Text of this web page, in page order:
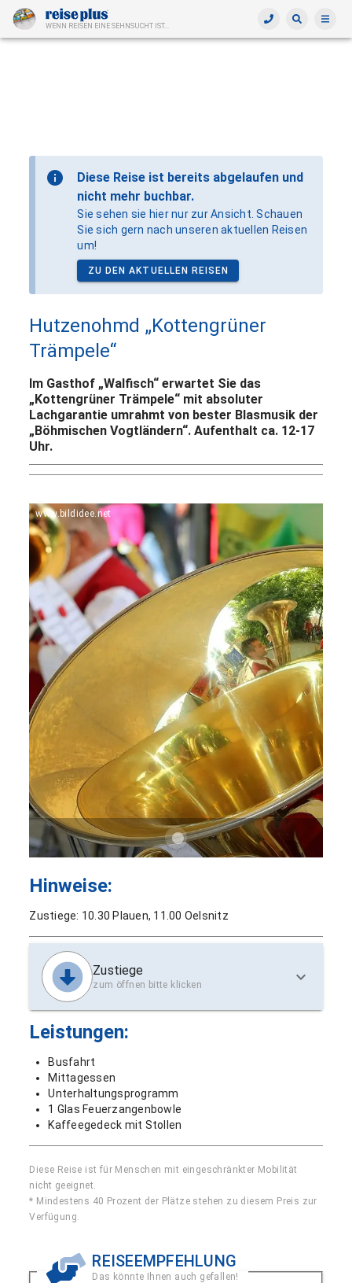
WENN REISEN EINE SEHNSUCHT IST...
Diese Reise ist bereits abgelaufen und
nicht mehr buchbar.
Sie sehen sie hier nur zur Ansicht. Schauen
Sie sich gern nach unseren aktuellen Reisen
um!
ZU DEN AKTUELLEN REISEN
Hutzenohmd „Kottengrüner
Trämpele“
Im Gasthof „Walfisch“ erwartet Sie das
„Kottengrüner Trämpele“ mit absoluter
Lachgarantie umrahmt von bester Blasmusik der
„Böhmischen Vogtländern“. Aufenthalt ca. 12-17
Uhr.
www.bildidee.net
Hinweise:
Zustiege: 10.30 Plauen, 11.00 Oelsnitz
Zustiege
zum öffnen bitte klicken
Leistungen:
Busfahrt
Mittagessen
Unterhaltungsprogramm
1 Glas Feuerzangenbowle
Kaffeegedeck mit Stollen
Diese Reise ist für Menschen mit eingeschränkter Mobilität
nicht geeignet.
* Mindestens 40 Prozent der Plätze stehen zu diesem Preis zur
Verfügung.
REISEEMPFEHLUNG
Das könnte Ihnen auch gefallen!